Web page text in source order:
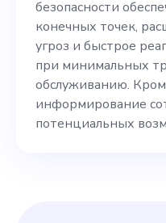
безопасности
конечных точек,
угроз и быстрое
при минимальных
обслуживанию.
информирование
потенциальных